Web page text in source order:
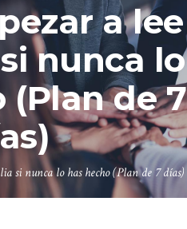
a lee
nunca lo
(Plan de 7
si nunca lo has hecho (Plan de 7 días)